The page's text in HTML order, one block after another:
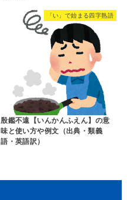
「い」で始まる四字熟語
殷鑑不遠【いんかんふえん】の意
味と使い方や例文（出典・類義
語・英語訳）